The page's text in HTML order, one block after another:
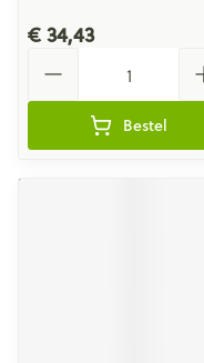
€ 34,43
Bestel